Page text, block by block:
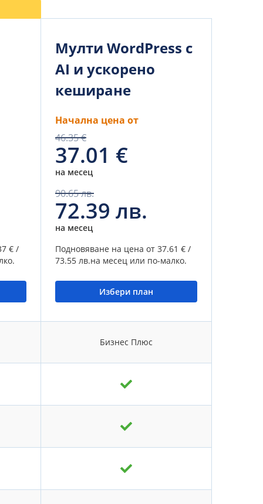
€ /
Мулти WordPress с
AI и ускорено
кеширане
Начална цена от
37.01 €
46.35 €
на месец
72.39 лв.
90.65 лв.
на месец
Подновяване на цена от 37.61 € /
73.55 лв.на месец или по-малко.
Избери план
Бизнес Плюс